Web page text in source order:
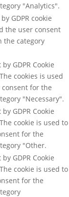
"Analytics".
GDPR cookie
the user consent
the category
GDPR Cookie
cookies is used
for the
"Necessary".
GDPR Cookie
cookie is used to
for the
"Other.
GDPR Cookie
cookie is used to
for the